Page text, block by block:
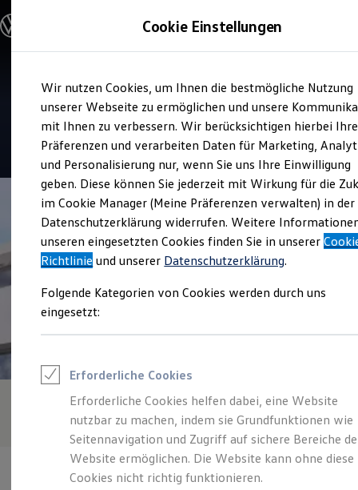
Hauptinhalt
springen
Footer
springen
Modelle und Konfigurator
Modelle vergleichen
Elektroautos
ENERGY Sondermodelle
Nutzfahrzeuge
SUV und CUV
Familienautos
Kombis
Kompaktwagen
Sportwagen
Schnell verfügbare Fahrzeuge
Angebote und Produkte
Aktuelle Angebote
E-Auto-Förderung
Volkswagen Marktplatz
Junge Gebrauchtwagen und Gebrauchtwagen
Volkswagen Zertifizierte Gebrauchtwagen
Zubehör- und Serviceangebote
Leasing
Leasing-Angebote
Gebrauchtwagen Leasing
Junge Gebrauchtwagen-Leasing
Elektroauto Leasing
Kleinwagen-Leasing
Leasing ohne Anzahlung
Finanzierung
Service
Autohaus Bechtel
4.8| 114 Bewertungen
Cookie Einstellungen
Wir nutzen Cookies, um Ihnen die bestmögliche Nutzung
unserer Webseite zu ermöglichen und unsere
mit Ihnen zu verbessern. Wir berücksichtigen hierbei Ihre
Präferenzen und verarbeiten Daten für Marketing,
und Personalisierung nur, wenn Sie uns Ihre Einwilligung
geben. Diese können Sie jederzeit mit Wirkung für die
im Cookie Manager (Meine Präferenzen verwalten) in der
Datenschutzerklärung widerrufen. Weitere
unseren eingesetzten Cookies finden Sie in unserer
Richtlinie und unserer Datenschutzerklärung.
Folgende Kategorien von Cookies werden durch uns
eingesetzt:
Erforderliche Cookies
Erforderliche Cookies helfen dabei, eine Website
nutzbar zu machen, indem sie Grundfunktionen wie
Seitennavigation und Zugriff auf sichere Bereiche
Website ermöglichen. Die Website kann ohne diese
Cookies nicht richtig funktionieren.